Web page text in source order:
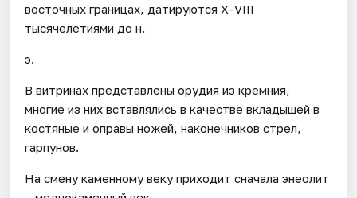
восточных границах, датируются Х-VIII
тысячелетиями до н.
э.
В витринах представлены орудия из кремния,
многие из них вставлялись в качестве вкладышей в
костяные и оправы ножей, наконечников стрел,
гарпунов.
На смену каменному веку приходит сначала энеолит